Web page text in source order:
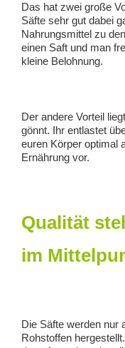
Das hat zwei große
Säfte sehr gut dabei
Nahrungsmittel zu
einen Saft und man
kleine Belohnung.
Der andere Vorteil
gönnt. Ihr entlastet
euren Körper optimal
Ernährung vor.
Qualität
im
Die Säfte werden nur
Rohstoffen